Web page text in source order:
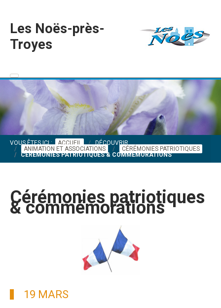
Les Noës-près-
Troyes
VOUS ÊTES ICI : ACCUEIL
DÉCOUVRIR
ANIMATION ET ASSOCIATIONS
CÉRÉMONIES PATRIOTIQUES
CÉRÉMONIES PATRIOTIQUES & COMMÉMORATIONS
Cérémonies patriotiques
& commémorations
19 MARS